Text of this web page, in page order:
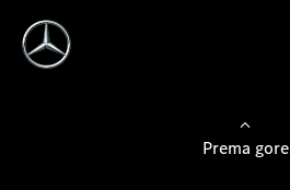
Prema gore